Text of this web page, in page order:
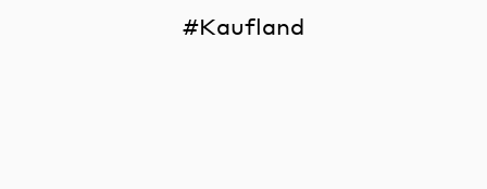
Kaufland